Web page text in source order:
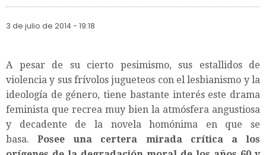
3 de julio de 2014 - 19:18
A pesar de su cierto pesimismo, sus estallidos de
violencia y sus frívolos jugueteos con el lesbianismo y la
ideología de género, tiene bastante interés este drama
feminista que recrea muy bien la atmósfera angustiosa
y decadente de la novela homónima en que se
basa.Posee una certera mirada crítica a los